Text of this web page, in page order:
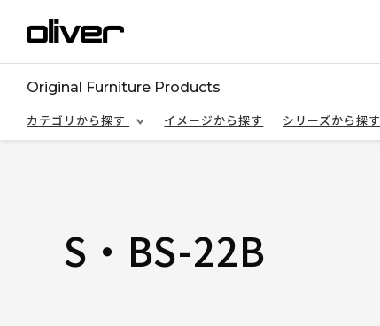
Original Furniture Products
カテゴリから探す
イメージから探す シリーズから探す
S・BS-22B